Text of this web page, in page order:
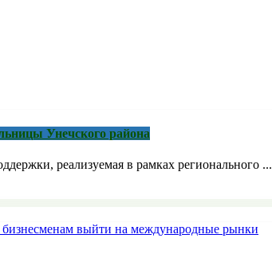
Унечского района
реализуемая в рамках регионального ...